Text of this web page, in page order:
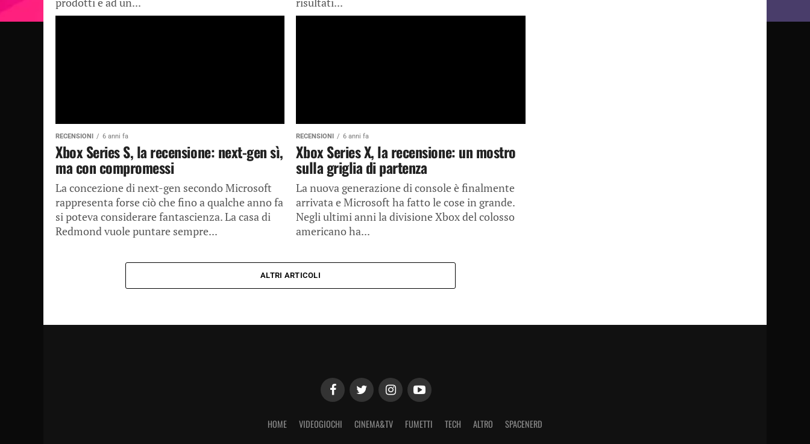
RECENSIONI 6 anni fa
Xbox Series S, la recensione: next-gen sì,
ma con compromessi
La concezione di next-gen secondo Microsoft
rappresenta forse ciò che fino a qualche anno fa
si poteva considerare fantascienza. La casa di
Redmond vuole puntare sempre...
RECENSIONI 6 anni fa
Xbox Series X, la recensione: un mostro
sulla griglia di partenza
La nuova generazione di console è finalmente
arrivata e Microsoft ha fatto le cose in grande.
Negli ultimi anni la divisione Xbox del colosso
americano ha...
ALTRI ARTICOLI
HOME VIDEOGIOCHI CINEMA&TV FUMETTI TECH ALTRO SPACENERD